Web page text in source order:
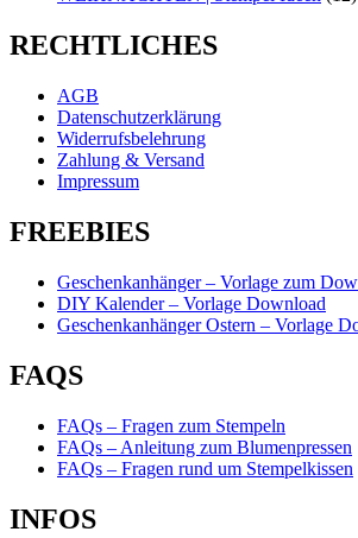
RECHTLICHES
AGB
Datenschutzerklärung
Widerrufsbelehrung
Zahlung & Versand
Impressum
FREEBIES
Geschenkanhänger – Vorlage zum
DIY Kalender – Vorlage Download
Geschenkanhänger Ostern – Vorlage
FAQS
FAQs – Fragen zum Stempeln
FAQs – Anleitung zum Blumenpressen
FAQs – Fragen rund um Stempelkissen
INFOS